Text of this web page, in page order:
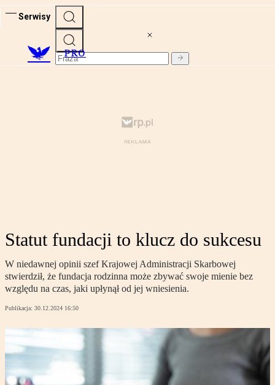
Serwisy
PRO
Statut fundacji to klucz do sukcesu
W niedawnej opinii szef Krajowej Administracji Skarbowej
stwierdził, że fundacja rodzinna może zbywać swoje mienie bez
względu na czas, jaki upłynął od jej wniesienia.
Publikacja: 30.12.2024 16:50